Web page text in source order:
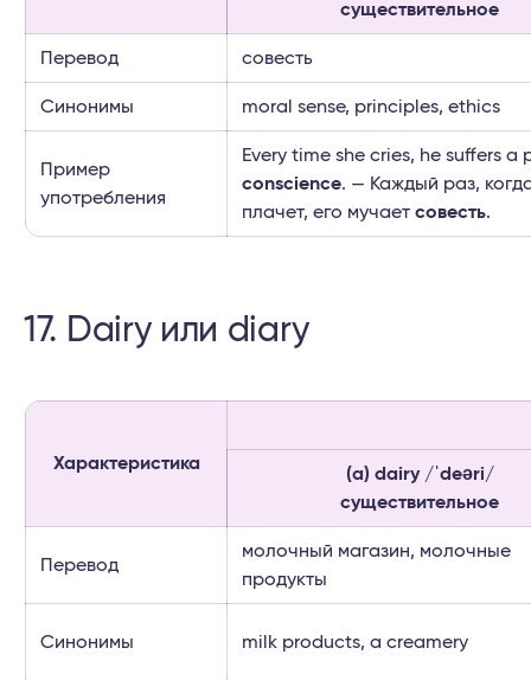
существительное
Перевод совесть
Синонимы moral sense, principles, ethics
Пример
употребления
Every time she cries, he suffers a
conscience. — Каждый раз,
плачет, его мучает совесть.
17. Dairy или diary
Характеристика
(a) dairy /ˈdeəri/
существительное
Перевод
молочный магазин, молочные
продукты
Синонимы milk products, a creamery